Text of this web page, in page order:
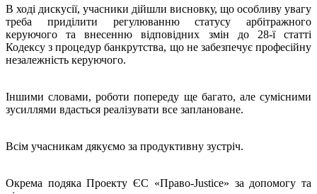
В ході дискусії, учасники дійшли висновку, що особливу увагу
треба приділити регулюванню статусу арбітражного
керуючого та внесенню відповідних змін до 28-ї статті
Кодексу з процедур банкрутства, що не забезпечує професійну
незалежність керуючого.
Іншими словами, роботи попереду ще багато, але сумісними
зусиллями вдасться реалізувати все заплановане.
Всім учасникам дякуємо за продуктивну зустріч.
Окрема подяка Проекту ЄС «Право-Justice» за допомогу та